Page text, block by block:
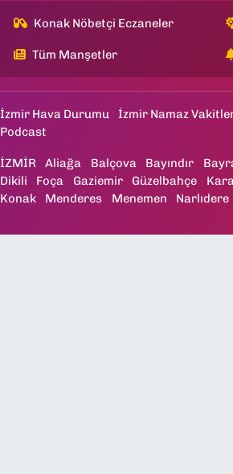
Konak Nöbetçi Eczaneler
Tüm Manşetler
İzmir Hava Durumu İzmir Namaz
Podcast
İZMİR Aliağa Balçova Bayındır
Dikili
Foça Gaziemir Güzelbahçe
Konak
Menderes Menemen Narlıdere